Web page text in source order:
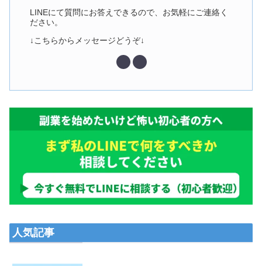
LINEにて質問にお答えできるので、お気軽にご連絡く
ださい。
↓こちらからメッセージどうぞ↓
人気記事